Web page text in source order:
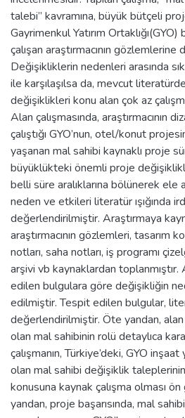
talebi” kavramına, büyük bütçeli
Gayrimenkul Yatırım
çalışan araştırmacının gözlemlerine
Değişikliklerin nedenleri arasında
ile karşılaşılsa da, mevcut
değişiklikleri konu alan çok az
Alan çalışmasında, araştırmacının
çalıştığı GYO’nun, otel/konut
yaşanan mal sahibi kaynaklı proje
büyüklükteki önemli proje
belli süre aralıklarına bölünerek ele
neden ve etkileri literatür ışığında
değerlendirilmiştir. Araştırmaya
araştırmacının gözlemleri, tasarım
notları, saha notları, iş programı
arşivi vb kaynaklardan toplanmıştır.
edilen bulgulara göre değişikliğin
edilmiştir. Tespit edilen bulgular,
değerlendirilmiştir. Öte yandan, alan
olan mal sahibinin rolü detaylıca
çalışmanın, Türkiye’deki, GYO inşaat
olan mal sahibi değişiklik
konusuna kaynak çalışma olması
yandan, proje başarısında, mal